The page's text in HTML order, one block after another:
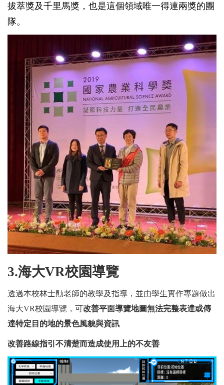
拔萃獎及千里馬獎，也是這個領域唯一得連兩獎的團
隊。
3.海大VR校園導覽
透過本校林士勛老師的教學及指導，並由學生實作專題做出
海大VR校園導覽，可改善平面導覽地圖無法完整表達或傳
達特定目的地的景色風貌與資訊
改善路線指引不清楚而造成使用上的不友善